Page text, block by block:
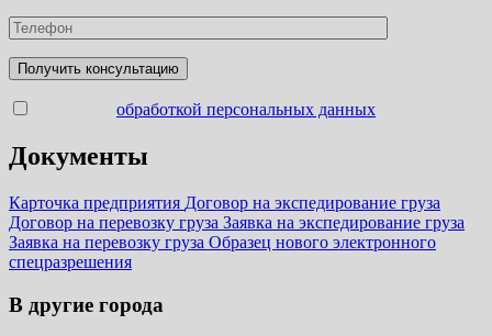
обработкой персональных данных
Документы
Карточка предприятия Договор на экспедирование груза
Договор на перевозку груза Заявка на экспедирование груза
Заявка на перевозку груза Образец нового электронного
спецразрешения
В другие города